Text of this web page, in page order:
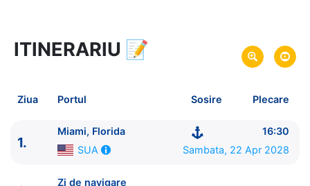
8 zile vacanta de croaziera in
link oferta
Plecare pe 22 Apr 2028 din Miami, Florida, SUA
MSC Cruises
ITINERARIU 📝
Ziua Portul Sosire Plecare
1.
Miami, Florida
16:30
SUA
Sambata, 22 Apr 2028
Zi de navigare